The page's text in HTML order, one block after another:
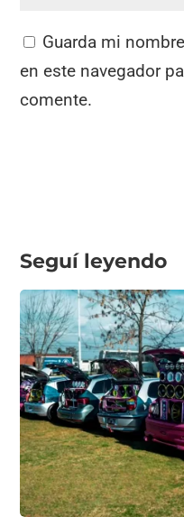
Guarda mi
en este navegador
comente.
Seguí leyendo